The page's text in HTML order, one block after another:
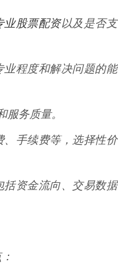
业股票配资以及是否支
程度和解决问题的能
务质量。
手续费等，选择性价
资金流向、交易数据